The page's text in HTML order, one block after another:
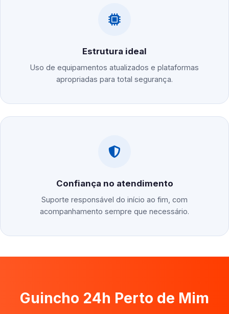
Estrutura ideal
Uso de equipamentos atualizados e plataformas
apropriadas para total segurança.
Confiança no atendimento
Suporte responsável do início ao fim, com
acompanhamento sempre que necessário.
Guincho 24h Perto de Mim